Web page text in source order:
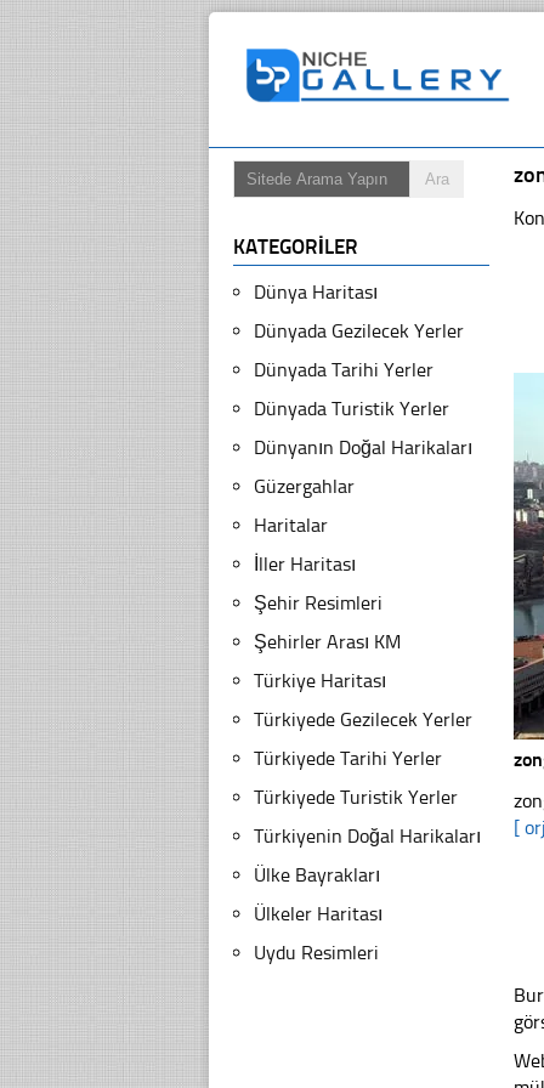
[
KATEGORILER
Dünya Haritası
Dünyada Gezilecek Yerler
Dünyada Tarihi Yerler
Dünyada Turistik Yerler
Dünyanın Doğal Harikaları
Güzergahlar
Haritalar
İller Haritası
Şehir Resimleri
Şehirler Arası KM
Türkiye Haritası
Türkiyede Gezilecek Yerler
Türkiyede Tarihi Yerler
Türkiyede Turistik Yerler
Türkiyenin Doğal Harikaları
Ülke Bayrakları
Ülkeler Haritası
Uydu Resimleri